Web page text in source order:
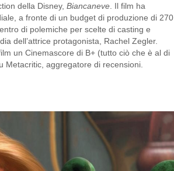
della Disney, Biancaneve . Il film ha
a fronte di un budget di produzione di 270
di polemiche per scelte di casting e
dell’attrice protagonista, Rachel Zegler.
un Cinemascore di B+ (tutto ciò che è al di
Metacritic, aggregatore di recensioni.